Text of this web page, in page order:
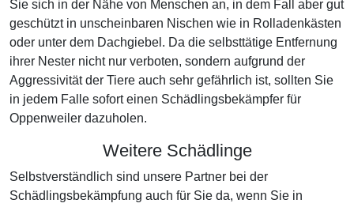
Sie sich in der Nähe von Menschen an, in dem Fall aber gut
geschützt in unscheinbaren Nischen wie in Rolladenkästen
oder unter dem Dachgiebel. Da die selbsttätige Entfernung
ihrer Nester nicht nur verboten, sondern aufgrund der
Aggressivität der Tiere auch sehr gefährlich ist, sollten Sie
in jedem Falle sofort einen Schädlingsbekämpfer für
Oppenweiler dazuholen.
Weitere Schädlinge
Selbstverständlich sind unsere Partner bei der
Schädlingsbekämpfung auch für Sie da, wenn Sie in